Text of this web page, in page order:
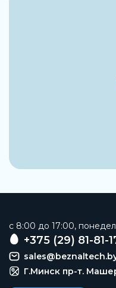
Наименование
Розетка
Типоразмер
c 8:00 до 17:00,
+375 (29) 81-81-
Г.Минск пр-т.